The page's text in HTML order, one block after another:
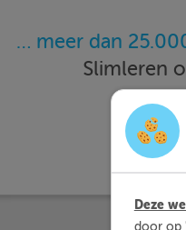
… meer dan
Slimleren
Deze
door op